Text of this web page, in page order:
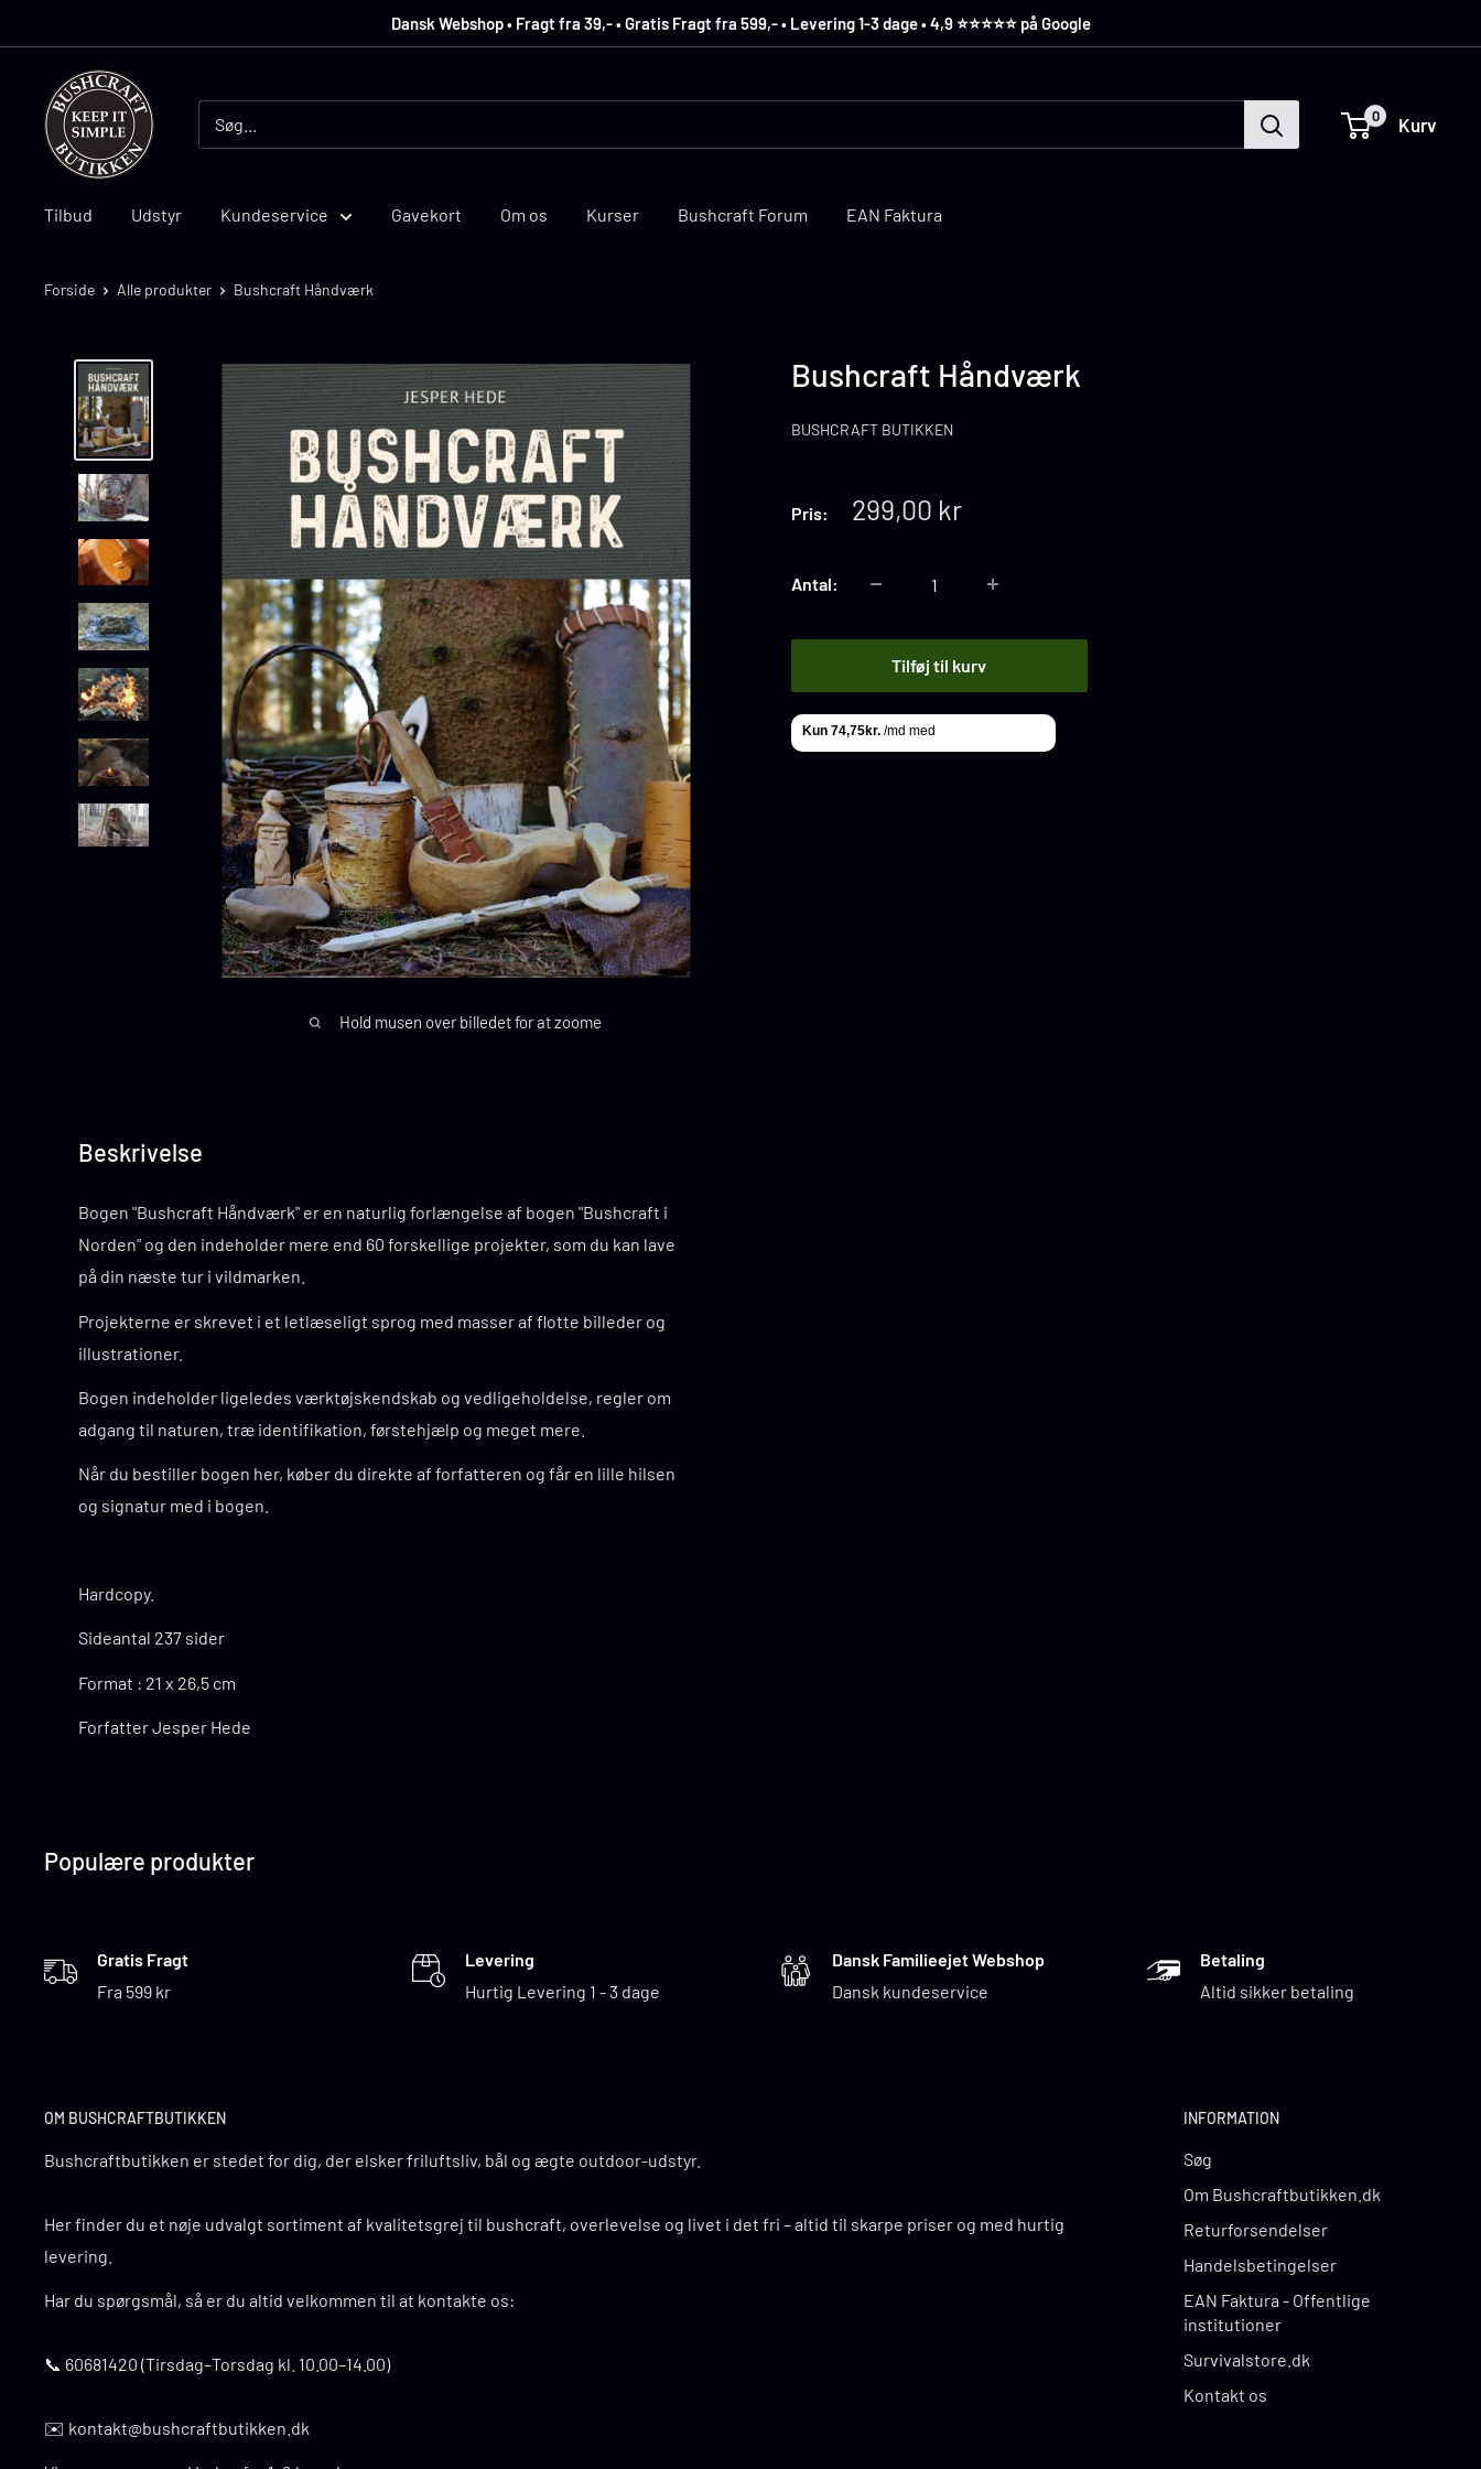
Dansk Webshop • Fragt fra 39,- • Gratis Fragt fra 599,- • Levering 1-3 dage • 4,9 ⭐️⭐️⭐️⭐️⭐️ på Google
Bushcraft
Butikken
0 Kurv
Tilbud Udstyr Kundeservice Gavekort Om os Kurser Bushcraft Forum EAN Faktura
Forside Alle produkter Bushcraft Håndværk
Hold musen over billedet for at zoome
Bushcraft Håndværk
BUSHCRAFT BUTIKKEN
Pris:
Tilbuds
299,00 kr
Antal:
Tilføj til kurv
Beskrivelse
Bogen "Bushcraft Håndværk" er en naturlig forlængelse af bogen "Bushcraft i
Norden" og den indeholder mere end 60 forskellige projekter, som du kan lave
på din næste tur i vildmarken.
Projekterne er skrevet i et letlæseligt sprog med masser af flotte billeder og
illustrationer.
Bogen indeholder ligeledes værktøjskendskab og vedligeholdelse, regler om
adgang til naturen, træ identifikation, førstehjælp og meget mere.
Når du bestiller bogen her, køber du direkte af forfatteren og får en lille hilsen
og signatur med i bogen.
Hardcopy.
Sideantal 237 sider
Format : 21 x 26,5 cm
Forfatter Jesper Hede
Populære produkter
Gratis Fragt
Fra 599 kr
Levering
Hurtig Levering 1 - 3 dage
Dansk Familieejet Webshop
Dansk kundeservice
Betaling
Altid sikker betaling
OM BUSHCRAFTBUTIKKEN
Bushcraftbutikken er stedet for dig, der elsker friluftsliv, bål og ægte outdoor-udstyr.
Her finder du et nøje udvalgt sortiment af kvalitetsgrej til bushcraft, overlevelse og livet i det fri – altid til skarpe priser og med hurtig
levering.
Har du spørgsmål, så er du altid velkommen til at kontakte os:
📞 60681420 (Tirsdag–Torsdag kl. 10.00–14.00)
✉️ kontakt@bushcraftbutikken.dk
INFORMATION
Søg
Om Bushcraftbutikken.dk
Returforsendelser
Handelsbetingelser
EAN Faktura - Offentlige
institutioner
Survivalstore.dk
Kontakt os